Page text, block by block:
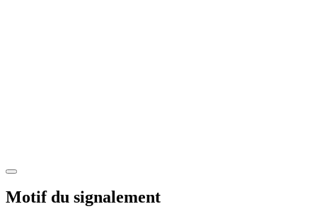
Motif du signalement